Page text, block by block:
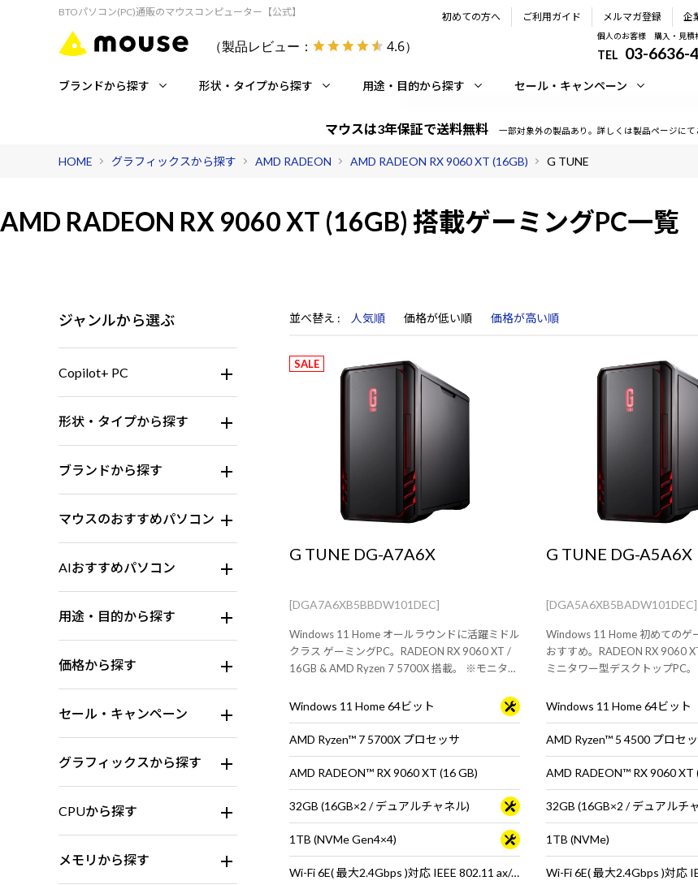
BTOパソコン(PC)通販のマウスコンピューター【公式】
（製品レビュー： 4.6）
初めての方へ ご利用ガイド メルマガ登録 企
個人のお客様 購入・見積
TEL 03-6636-
ブランドから探す 形状・タイプから探す 用途・目的から探す セール・キャンペーン
マウスは3年保証で送料無料 一部対象外の製品あり。詳しくは製品ページにて
HOME グラフィックスから探す AMD RADEON AMD RADEON RX 9060 XT (16GB) G TUNE
AMD RADEON RX 9060 XT (16GB) 搭載ゲーミングPC一覧
ジャンルから選ぶ
Copilot+ PC
形状・タイプから探す
ブランドから探す
マウスのおすすめパソコン
AIおすすめパソコン
用途・目的から探す
価格から探す
セール・キャンペーン
グラフィックスから探す
CPUから探す
メモリから探す
並べ替え 人気順 価格が低い順 価格が高い順
SALE
G TUNE DG-A7A6X
[DGA7A6XB5BBDW101DEC]
Windows 11 Home オールラウンドに活躍ミドル
クラス ゲーミングPC。RADEON RX 9060 XT /
16GB & AMD Ryzen 7 5700X 搭載。 ※モニタ・
Windows 11 Home 64ビット
AMD Ryzen™ 7 5700X プロセッサ
AMD RADEON™ RX 9060 XT (16 GB)
32GB (16GB×2 / デュアルチャネル)
1TB (NVMe Gen4×4)
Wi-Fi 6E( 最大2.4Gbps )対応 IEEE 802.11 ax/ac/a/b/g/n準拠 ＋ Bluetooth 5内蔵
G TUNE DG-A5A6X
[DGA5A6XB5BADW101DEC]
Windows 11 Home 初めてのゲ
おすすめ。RADEON RX 9060
ミニタワー型デスクトップPC
Windows 11 Home 64ビット
AMD Ryzen™ 5 4500 プロセ
AMD RADEON™ RX 9060 XT
32GB (16GB×2 / デュアルチ
1TB (NVMe)